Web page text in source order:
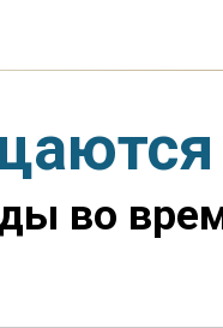
во